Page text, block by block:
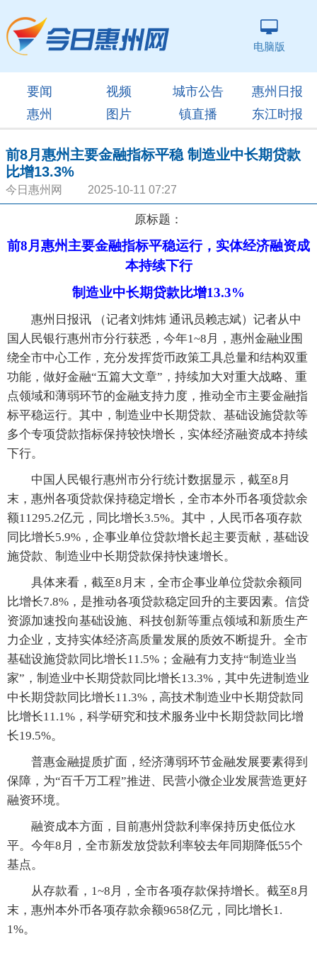
电脑版
要闻 视频 城市公告
惠州日报
惠州
图片 镇直播 东江时报
前8月惠州主要金融指标平稳 制造业中长期贷款
比增13.3%
今日惠州网 2025-10-11 07:27
原标题：
前8月惠州主要金融指标平稳运行，实体经济融资成
本持续下行
制造业中长期贷款比增13.3%
惠州日报讯 （记者刘炜炜 通讯员赖志斌）记者从中
国人民银行惠州市分行获悉，今年1~8月，惠州金融业围
绕全市中心工作，充分发挥货币政策工具总量和结构双重
功能，做好金融“五篇大文章”，持续加大对重大战略、重
点领域和薄弱环节的金融支持力度，推动全市主要金融指
标平稳运行。其中，制造业中长期贷款、基础设施贷款等
多个专项贷款指标保持较快增长，实体经济融资成本持续
下行。
中国人民银行惠州市分行统计数据显示，截至8月
末，惠州各项贷款保持稳定增长，全市本外币各项贷款余
额11295.2亿元，同比增长3.5%。其中，人民币各项存款
同比增长5.9%，企事业单位贷款增长起主要贡献，基础设
施贷款、制造业中长期贷款保持快速增长。
具体来看，截至8月末，全市企事业单位贷款余额同
比增长7.8%，是推动各项贷款稳定回升的主要因素。信贷
资源加速投向基础设施、科技创新等重点领域和新质生产
力企业，支持实体经济高质量发展的质效不断提升。全市
基础设施贷款同比增长11.5%；金融有力支持“制造业当
家”，制造业中长期贷款同比增长13.3%，其中先进制造业
中长期贷款同比增长11.3%，高技术制造业中长期贷款同
比增长11.1%，科学研究和技术服务业中长期贷款同比增
长19.5%。
普惠金融提质扩面，经济薄弱环节金融发展要素得到
保障，为“百千万工程”推进、民营小微企业发展营造更好
融资环境。
融资成本方面，目前惠州贷款利率保持历史低位水
平。今年8月，全市新发放贷款利率较去年同期降低55个
基点。
从存款看，1~8月，全市各项存款保持增长。截至8月
末，惠州本外币各项存款余额9658亿元，同比增长1.
1%。